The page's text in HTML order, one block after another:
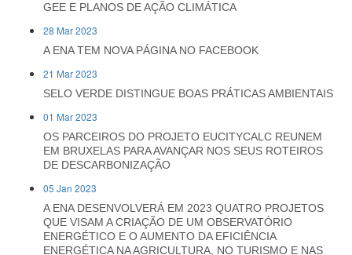
GEE E PLANOS DE AÇÃO CLIMÁTICA
28 Mar 2023
A ENA TEM NOVA PÁGINA NO FACEBOOK
21 Mar 2023
SELO VERDE DISTINGUE BOAS PRÁTICAS AMBIENTAIS
01 Mar 2023
OS PARCEIROS DO PROJETO EUCITYCALC REUNEM
EM BRUXELAS PARA AVANÇAR NOS SEUS ROTEIROS
DE DESCARBONIZAÇÃO
05 Jan 2023
A ENA DESENVOLVERÁ EM 2023 QUATRO PROJETOS
QUE VISAM A CRIAÇÃO DE UM OBSERVATÓRIO
ENERGÉTICO E O AUMENTO DA EFICIÊNCIA
ENERGÉTICA NA AGRICULTURA, NO TURISMO E NAS